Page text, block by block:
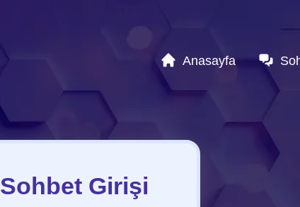
Anasayfa
Sohbet Girişi